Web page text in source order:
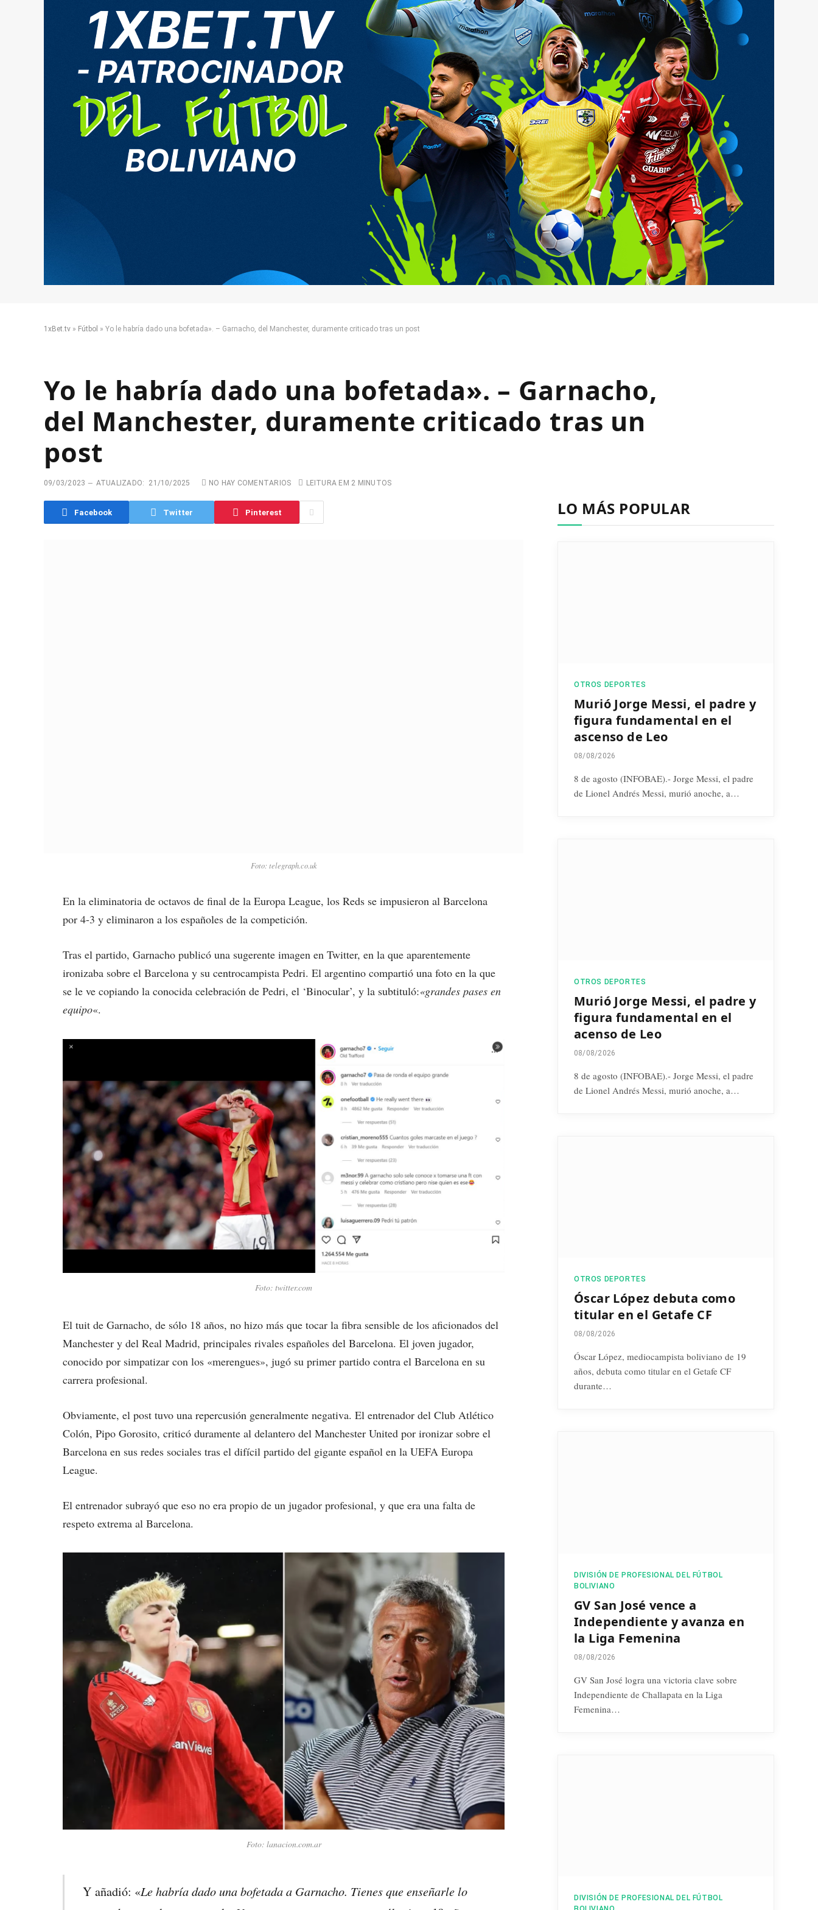
1xBet.tv » Fútbol » Yo le habría dado una bofetada». – Garnacho, del Manchester, duramente criticado tras un post
Yo le habría dado una bofetada». – Garnacho,
del Manchester, duramente criticado tras un
post
09/03/2023 ATUALIZADO: 21/10/2025 NO HAY COMENTARIOS LEITURA EM 2 MINUTOS
Facebook Twitter Pinterest
Foto: telegraph.co.uk
En la eliminatoria de octavos de final de la Europa League, los Reds se impusieron al Barcelona
por 4-3 y eliminaron a los españoles de la competición.
Tras el partido, Garnacho publicó una sugerente imagen en Twitter, en la que aparentemente
ironizaba sobre el Barcelona y su centrocampista Pedri. El argentino compartió una foto en la que
se le ve copiando la conocida celebración de Pedri, el ‘Binocular’, y la subtituló:«grandes pases en
equipo«.
Foto: twitter.com
El tuit de Garnacho, de sólo 18 años, no hizo más que tocar la fibra sensible de los aficionados del
Manchester y del Real Madrid, principales rivales españoles del Barcelona. El joven jugador,
conocido por simpatizar con los «merengues», jugó su primer partido contra el Barcelona en su
carrera profesional.
Obviamente, el post tuvo una repercusión generalmente negativa. El entrenador del Club Atlético
Colón, Pipo Gorosito, criticó duramente al delantero del Manchester United por ironizar sobre el
Barcelona en sus redes sociales tras el difícil partido del gigante español en la UEFA Europa
League.
El entrenador subrayó que eso no era propio de un jugador profesional, y que era una falta de
respeto extrema al Barcelona.
Foto: lanacion.com.ar
Y añadió: «Le habría dado una bofetada a Garnacho. Tienes que enseñarle lo
LO MÁS POPULAR
OTROS DEPORTES
Murió Jorge Messi, el padre y
figura fundamental en el
ascenso de Leo
08/08/2026
8 de agosto (INFOBAE).- Jorge Messi, el padre
de Lionel Andrés Messi, murió anoche, a…
OTROS DEPORTES
Murió Jorge Messi, el padre y
figura fundamental en el
acenso de Leo
08/08/2026
8 de agosto (INFOBAE).- Jorge Messi, el padre
de Lionel Andrés Messi, murió anoche, a…
OTROS DEPORTES
Óscar López debuta como
titular en el Getafe CF
08/08/2026
Óscar López, mediocampista boliviano de 19
años, debuta como titular en el Getafe CF
durante…
DIVISIÓN DE PROFESIONAL DEL FÚTBOL
BOLIVIANO
GV San José vence a
Independiente y avanza en
la Liga Femenina
08/08/2026
GV San José logra una victoria clave sobre
Independiente de Challapata en la Liga
Femenina…
DIVISIÓN DE PROFESIONAL DEL FÚTBOL